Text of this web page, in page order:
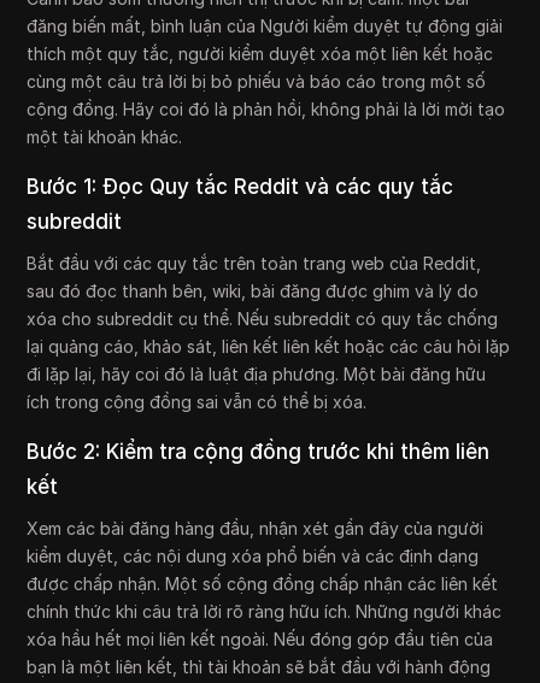
đăng biến mất, bình luận của Người kiểm duyệt tự động giải
thích một quy tắc, người kiểm duyệt xóa một liên kết hoặc
cùng một câu trả lời bị bỏ phiếu và báo cáo trong một số
cộng đồng. Hãy coi đó là phản hồi, không phải là lời mời tạo
một tài khoản khác.
Bước 1: Đọc Quy tắc Reddit và các quy tắc
subreddit
Bắt đầu với các quy tắc trên toàn trang web của Reddit,
sau đó đọc thanh bên, wiki, bài đăng được ghim và lý do
xóa cho subreddit cụ thể. Nếu subreddit có quy tắc chống
lại quảng cáo, khảo sát, liên kết liên kết hoặc các câu hỏi lặp
đi lặp lại, hãy coi đó là luật địa phương. Một bài đăng hữu
ích trong cộng đồng sai vẫn có thể bị xóa.
Bước 2: Kiểm tra cộng đồng trước khi thêm liên
kết
Xem các bài đăng hàng đầu, nhận xét gần đây của người
kiểm duyệt, các nội dung xóa phổ biến và các định dạng
được chấp nhận. Một số cộng đồng chấp nhận các liên kết
chính thức khi câu trả lời rõ ràng hữu ích. Những người khác
xóa hầu hết mọi liên kết ngoài. Nếu đóng góp đầu tiên của
bạn là một liên kết, thì tài khoản sẽ bắt đầu với hành động